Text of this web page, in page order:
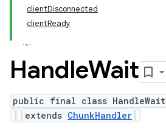
clientDisconnected
clientReady
HandleWait
public final class HandleWait
extends ChunkHandler